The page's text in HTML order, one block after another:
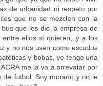
de urbanidad ni respeto por
que no se mezclen con la
que les dio la empresa de
entre ellos si quieren, y a los
y no nos usen como escudos
y bobas, yo tengo una
me la va a arrevatar por
de futbol. Soy morado y no le